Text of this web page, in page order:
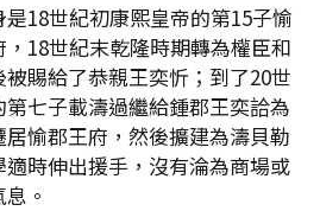
18世紀初康熙皇帝的第15子愉
18世紀末乾隆時期轉為權臣和
賜給了恭親王奕忻；到了20世
七子載濤過繼給鍾郡王奕詥為
愉郡王府，然後擴建為濤貝勒
時伸出援手，沒有淪為商場或
。